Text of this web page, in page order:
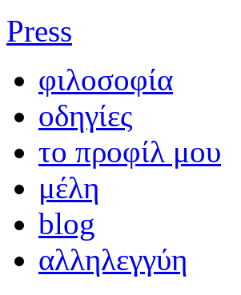
Press
φιλοσοφία
οδηγίες
το προφίλ μου
μέλη
blog
αλληλεγγύη